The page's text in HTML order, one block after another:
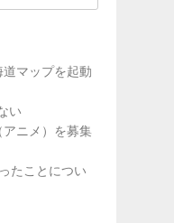
マップを起動
い
ニメ）を募集
たことについ